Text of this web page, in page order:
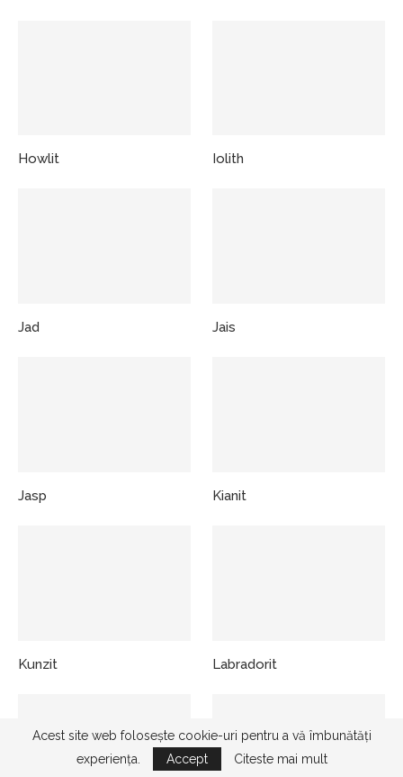
Howlit Iolith
Jad Jais
Jasp Kianit
Kunzit Labradorit
Acest site web folosește cookie-uri pentru a vă îmbunătăți
experiența.
Accept Citeste mai mult